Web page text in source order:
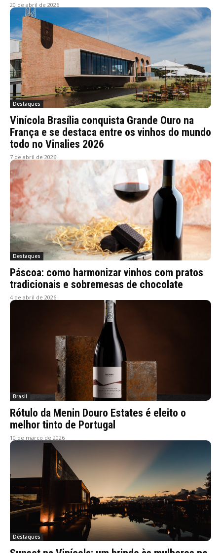
20 de abril de 2026
Destaques
Vinícola Brasília conquista Grande Ouro na
França e se destaca entre os vinhos do mundo
todo no Vinalies 2026
7 de abril de 2026
Destaques
Páscoa: como harmonizar vinhos com pratos
tradicionais e sobremesas de chocolate
4 de abril de 2026
Brasil
Rótulo da Menin Douro Estates é eleito o
melhor tinto de Portugal
10 de março de 2026
Destaques